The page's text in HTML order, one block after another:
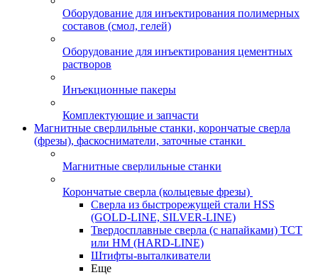
Оборудование для инъектирования полимерных
составов (смол, гелей)
Оборудование для инъектирования цементных
растворов
Инъекционные пакеры
Комплектующие и запчасти
Магнитные сверлильные станки, корончатые сверла
(фрезы), фаскосниматели, заточные станки
Магнитные сверлильные станки
Корончатые сверла (кольцевые фрезы)
Сверла из быстрорежущей стали HSS
(GOLD-LINE, SILVER-LINE)
Твердосплавные сверла (с напайками) ТСТ
или HM (HARD-LINE)
Штифты-выталкиватели
Еще